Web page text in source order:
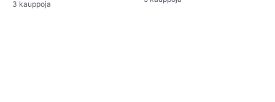
3 kauppoja